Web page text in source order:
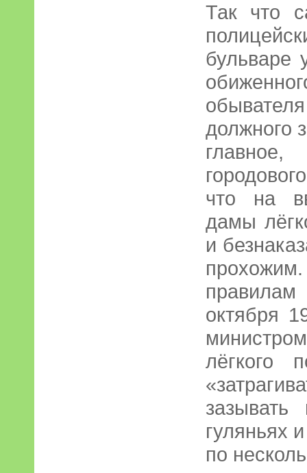
Так что
бульваре
должного
что на
дамы
и
октября
лёгкого
гуляньях
по